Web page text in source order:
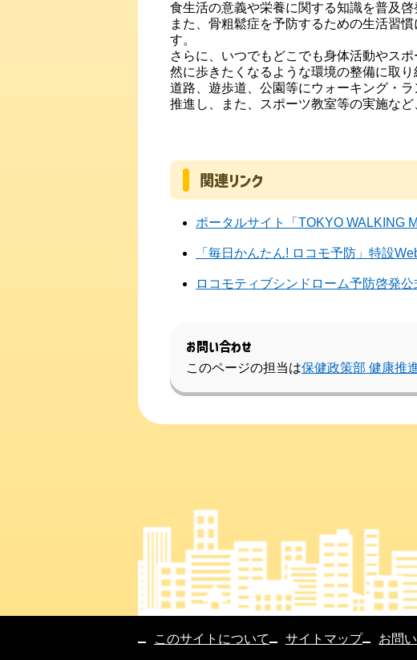
食生活の意義や栄養に関する知識を普及
また、骨粗鬆症を予防するための生活習
す。
さらに、いつでもどこでも身体活動やス
然に歩きたくなるような環境の整備に取り
道路、遊歩道、公園等にウォーキング・
推進し、また、スポーツ教室等の実施な
関連リンク
ポータルサイト「TOKYO WALKING
「毎日かんたん! ロコモ予防」特設
ロコモティブシンドローム予防啓発
お問い合わせ
このページの担当は保健政策部 健康推
このサイトについて サイトマップ お問